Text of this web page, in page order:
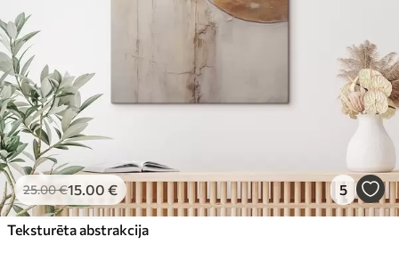
25.00€15.00 € 5
Teksturēta abstrakcija